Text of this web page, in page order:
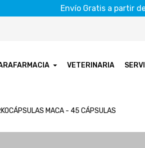
Envío Gratis a partir
VETERINARIA
MACA - 45 CÁPSULAS